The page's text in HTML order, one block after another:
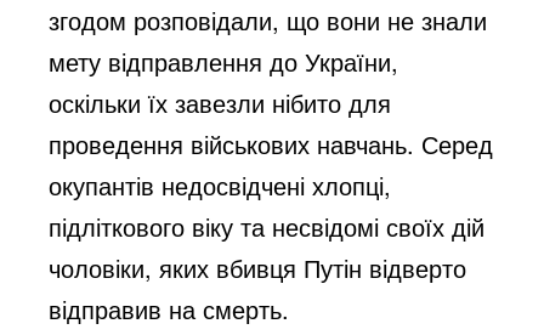
згодом розповідали, що вони не знали
мету відправлення до України,
оскільки їх завезли нібито для
проведення військових навчань. Серед
окупантів недосвідчені хлопці,
підліткового віку та несвідомі своїх дій
чоловіки, яких вбивця Путін відверто
відправив на смерть.